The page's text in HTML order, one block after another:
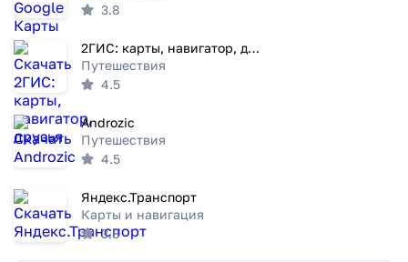
3.8
2ГИС: карты, навигатор, друзья
Путешествия
4.5
Androzic
Путешествия
4.5
Яндекс.Транспорт
Карты и навигация
3.8